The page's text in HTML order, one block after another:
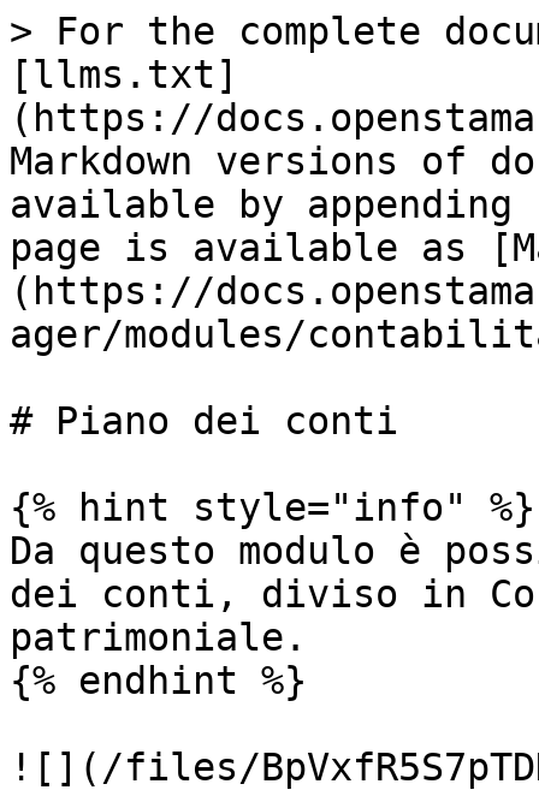
> For the complete
[llms.txt]
(https://
Markdown versions of
available by
page is available as
(https://
ager/modules/
# Piano dei conti
{% hint style="info" %}
Da questo modulo è
dei conti, diviso in
patrimoniale.
{% endhint %}
![](/files/